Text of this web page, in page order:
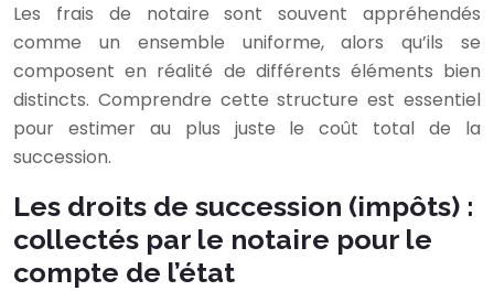
Les frais de notaire sont souvent appréhendés
comme un ensemble uniforme, alors qu’ils se
composent en réalité de différents éléments bien
distincts. Comprendre cette structure est essentiel
pour estimer au plus juste le coût total de la
succession.
Les droits de succession (impôts) :
collectés par le notaire pour le
compte de l’état